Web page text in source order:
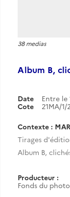
38 medias
Album B,
Date
Entre le
Cote
21MA/
Contexte :
Tirages
Album B,
Producteur :
Fonds du